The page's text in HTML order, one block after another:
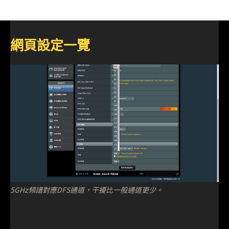
網頁設定一覽
5GHz頻譜對應DFS通道，干擾比一般通道更少。